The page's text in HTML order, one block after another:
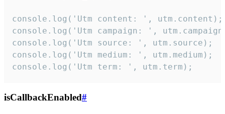
console.log('Utm content: ', utm.content);
console.log('Utm campaign: ',
console.log('Utm source: ', utm.source);
console.log('Utm medium: ', utm.medium);
console.log('Utm term: ', utm.term);
isCallbackEnabled#